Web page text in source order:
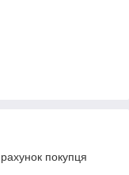
покупця